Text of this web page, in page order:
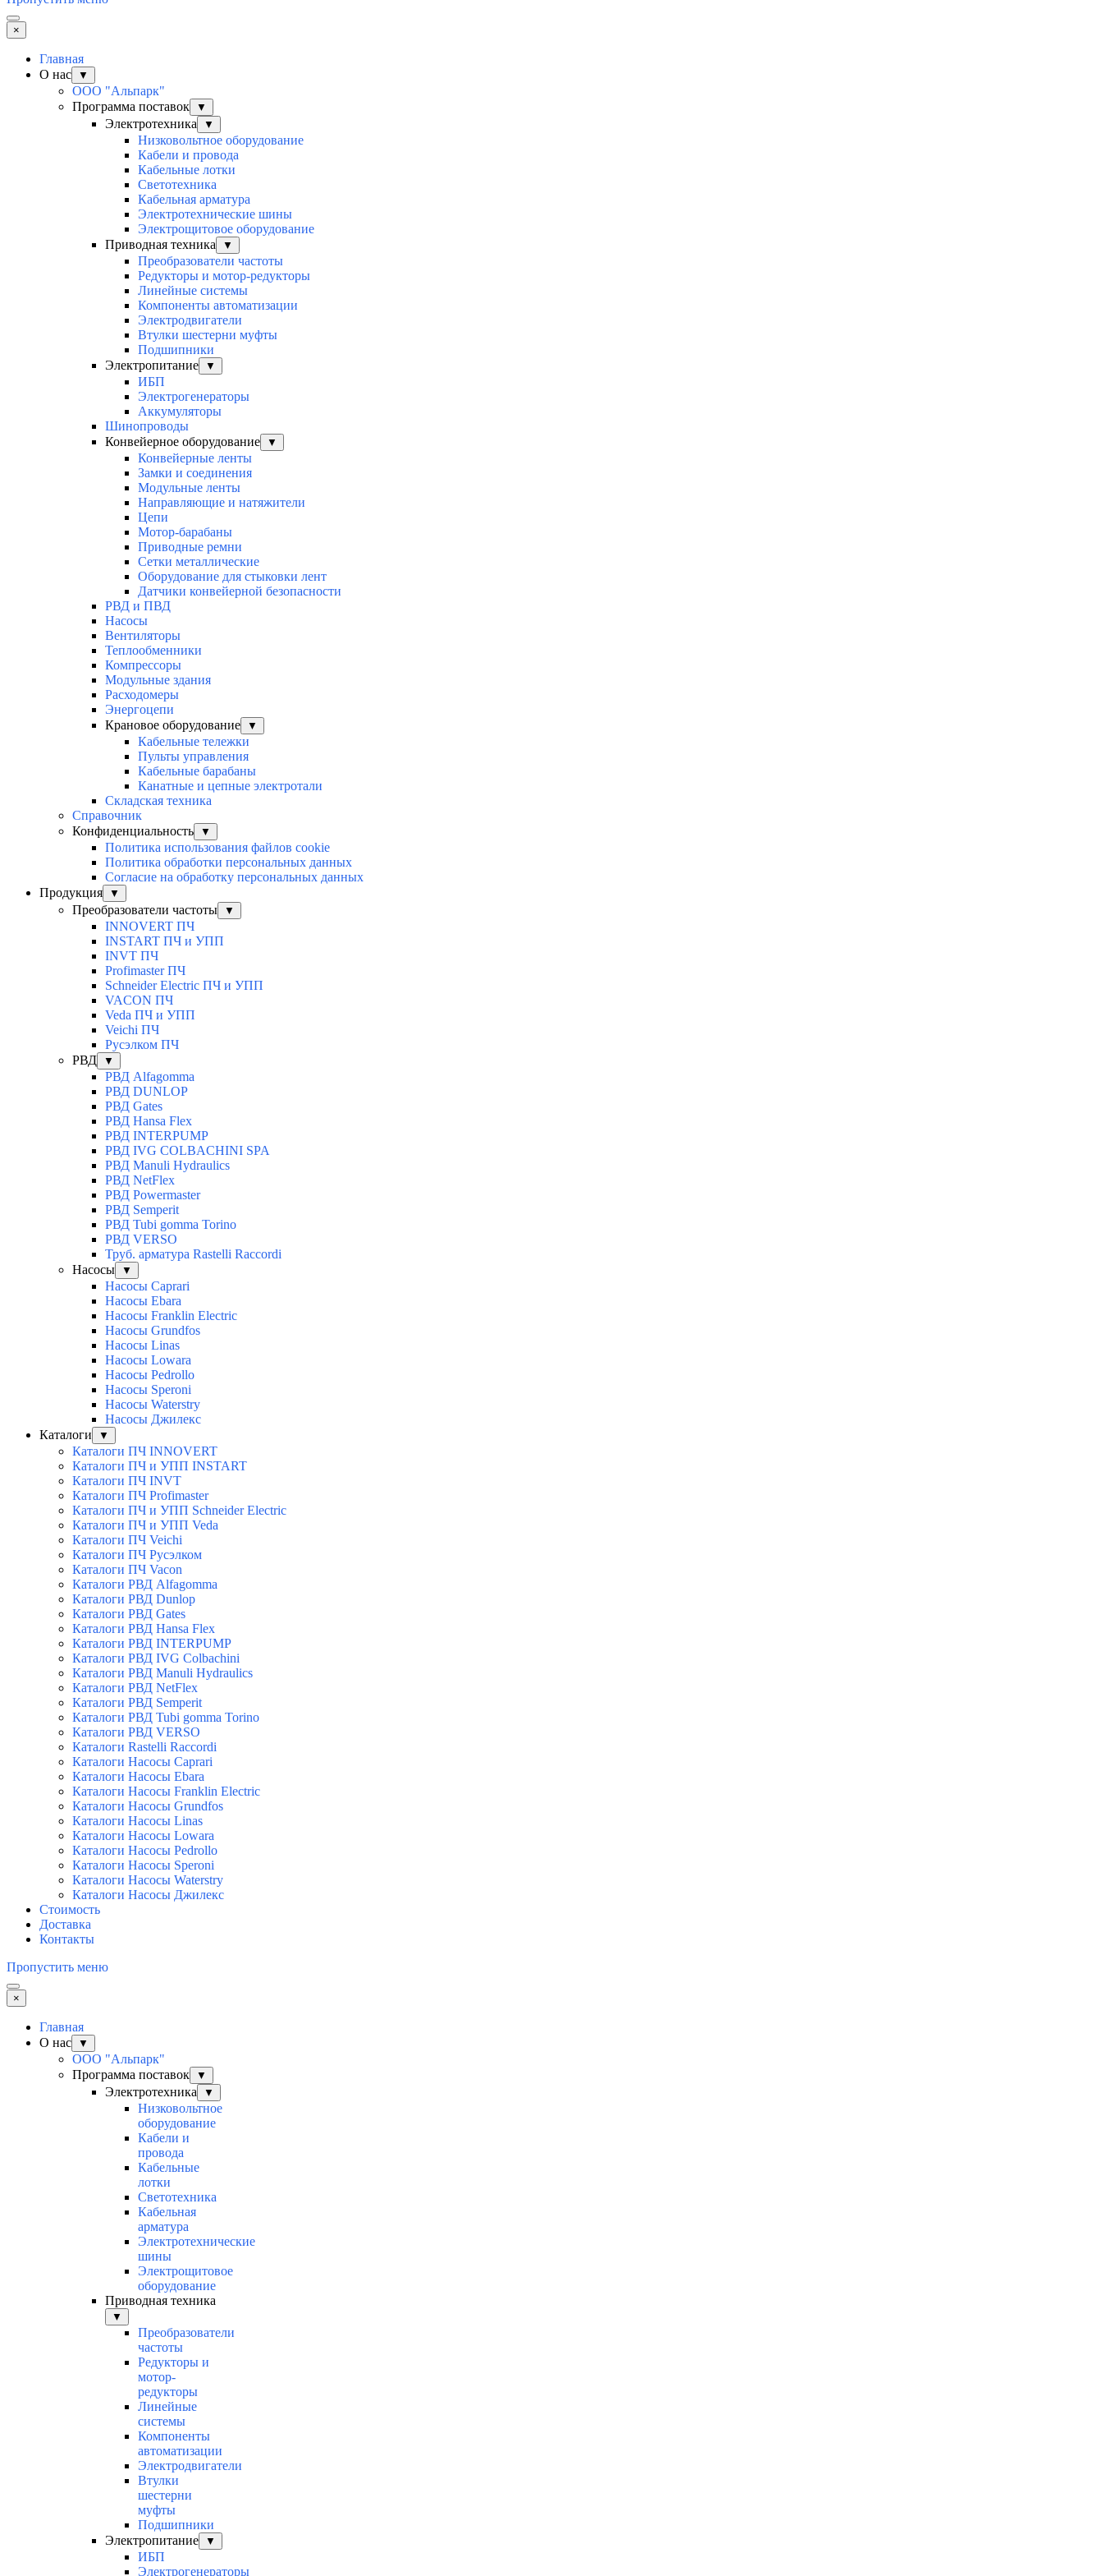
×
Главная
О нас
▼
ООО "Альпарк"
Программа поставок
▼
Электротехника ▼
Низковольтное оборудование
Кабели и провода
Кабельные лотки
Светотехника
Кабельная арматура
Электротехнические шины
Электрощитовое оборудование
Приводная техника
▼
Преобразователи частоты
Редукторы и мотор-редукторы
Линейные системы
Компоненты автоматизации
Электродвигатели
Втулки шестерни муфты
Подшипники
Электропитание
▼
ИБП
Электрогенераторы
Аккумуляторы
Шинопроводы
Конвейерное оборудование
▼
Конвейерные ленты
Замки и соединения
Модульные ленты
Направляющие и натяжители
Цепи
Мотор-барабаны
Приводные ремни
Сетки металлические
Оборудование для стыковки лент
Датчики конвейерной безопасности
РВД и ПВД
Насосы
Вентиляторы
Теплообменники
Компрессоры
Модульные здания
Расходомеры
Энергоцепи
Крановое оборудование
▼
Кабельные тележки
Пульты управления
Кабельные барабаны
Канатные и цепные электротали
Складская техника
Справочник
Конфиденциальность
▼
Политика использования файлов cookie
Политика обработки персональных данных
Согласие на обработку персональных данных
Продукция
▼
Преобразователи частоты ▼
INNOVERT ПЧ
INSTART ПЧ и УПП
INVT ПЧ
Profimaster ПЧ
Schneider Electric ПЧ и УПП
VACON ПЧ
Veda ПЧ и УПП
Veichi ПЧ
Русэлком ПЧ
РВД
▼
РВД Alfagomma
РВД DUNLOP
РВД Gates
РВД Hansa Flex
РВД INTERPUMP
РВД IVG COLBACHINI SPA
РВД Manuli Hydraulics
РВД NetFlex
РВД Powermaster
РВД Semperit
РВД Tubi gomma Torino
РВД VERSO
Труб. арматура Rastelli Raccordi
Насосы
▼
Насосы Caprari
Насосы Ebara
Насосы Franklin Electric
Насосы Grundfos
Насосы Linas
Насосы Lowara
Насосы Pedrollo
Насосы Speroni
Насосы Waterstry
Насосы Джилекс
Каталоги
▼
Каталоги ПЧ INNOVERT
Каталоги ПЧ и УПП INSTART
Каталоги ПЧ INVT
Каталоги ПЧ Profimaster
Каталоги ПЧ и УПП Schneider Electric
Каталоги ПЧ и УПП Veda
Каталоги ПЧ Veichi
Каталоги ПЧ Русэлком
Каталоги ПЧ Vacon
Каталоги РВД Alfagomma
Каталоги РВД Dunlop
Каталоги РВД Gates
Каталоги РВД Hansa Flex
Каталоги РВД INTERPUMP
Каталоги РВД IVG Colbachini
Каталоги РВД Manuli Hydraulics
Каталоги РВД NetFlex
Каталоги РВД Semperit
Каталоги РВД Tubi gomma Torino
Каталоги РВД VERSO
Каталоги Rastelli Raccordi
Каталоги Насосы Caprari
Каталоги Насосы Ebara
Каталоги Насосы Franklin Electric
Каталоги Насосы Grundfos
Каталоги Насосы Linas
Каталоги Насосы Lowara
Каталоги Насосы Pedrollo
Каталоги Насосы Speroni
Каталоги Насосы Waterstry
Каталоги Насосы Джилекс
Стоимость
Доставка
Контакты
Пропустить меню
×
Главная
О нас
▼
ООО "Альпарк"
Программа поставок
▼
Электротехника ▼
Низковольтное
оборудование
Кабели и
провода
Кабельные
лотки
Светотехника
Кабельная
арматура
Электротехнические
шины
Электрощитовое
оборудование
Приводная техника
▼
Преобразователи
частоты
Редукторы и
мотор-
редукторы
Линейные
системы
Компоненты
автоматизации
Электродвигатели
Втулки
шестерни
муфты
Подшипники
Электропитание
▼
ИБП
Электрогенераторы